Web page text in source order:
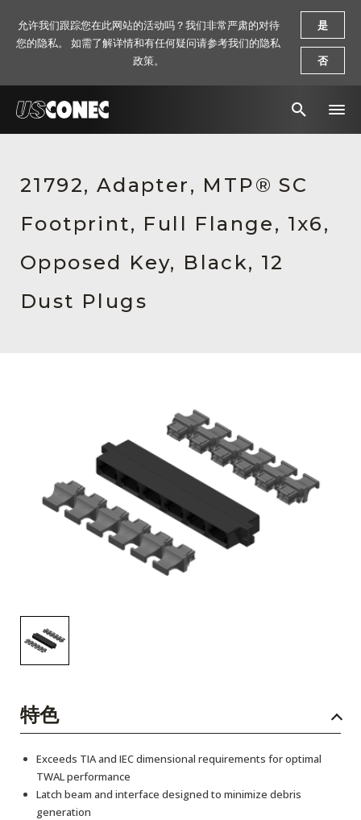
解决方案
产品
资源
关于我们
新闻稿
21792, Adapter, MTP® SC
Footprint, Full Flange, 1x6,
Opposed Key, Black, 12
Dust Plugs
特色
Exceeds TIA and IEC dimensional requirements for optimal
TWAL performance
Latch beam and interface designed to minimize debris
generation
允许我们跟踪您在此网站的活动吗？我们非常严肃的对待
您的隐私。 如需了解详情和有任何疑问请参考我们的隐私
政策。
是
否